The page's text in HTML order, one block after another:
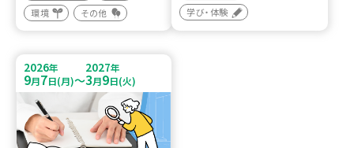
環境
その他
学び・体験
2026年
9月7日(月)～
2027年
3月9日(火)